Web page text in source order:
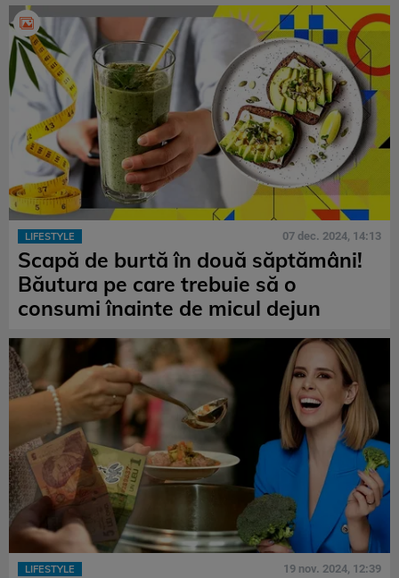
LIFESTYLE 07 dec. 2024, 14:13
Scapă de burtă în două săptămâni!
Băutura pe care trebuie să o
consumi înainte de micul dejun
LIFESTYLE 19 nov. 2024, 12:39